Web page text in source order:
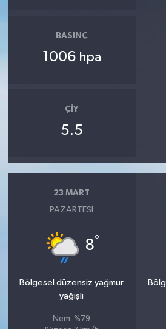
BASINÇ
1006 hpa
ÇIY
5.5
23 MART
PAZARTESI
8°
Bölgesel düzensiz yağmur
yağışlı
Nem: %79